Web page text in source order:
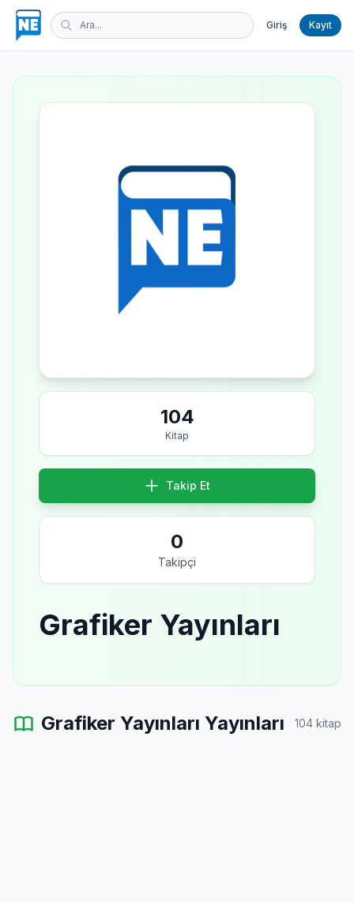
Giriş Kayıt
104
Kitap
Takip Et
0
Takipçi
Grafiker Yayınları
Grafiker Yayınları Yayınları 104 kitap